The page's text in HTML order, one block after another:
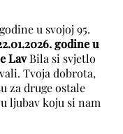
u svojoj 95.
godine u
LavBila si svjetlo
Tvoja dobrota,
za druge ostale
ljubav koju si nam